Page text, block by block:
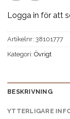
Logga in för att
Artikelnr: 38101777
Kategori: Övrigt
BESKRIVNING
YTTERLIGARE